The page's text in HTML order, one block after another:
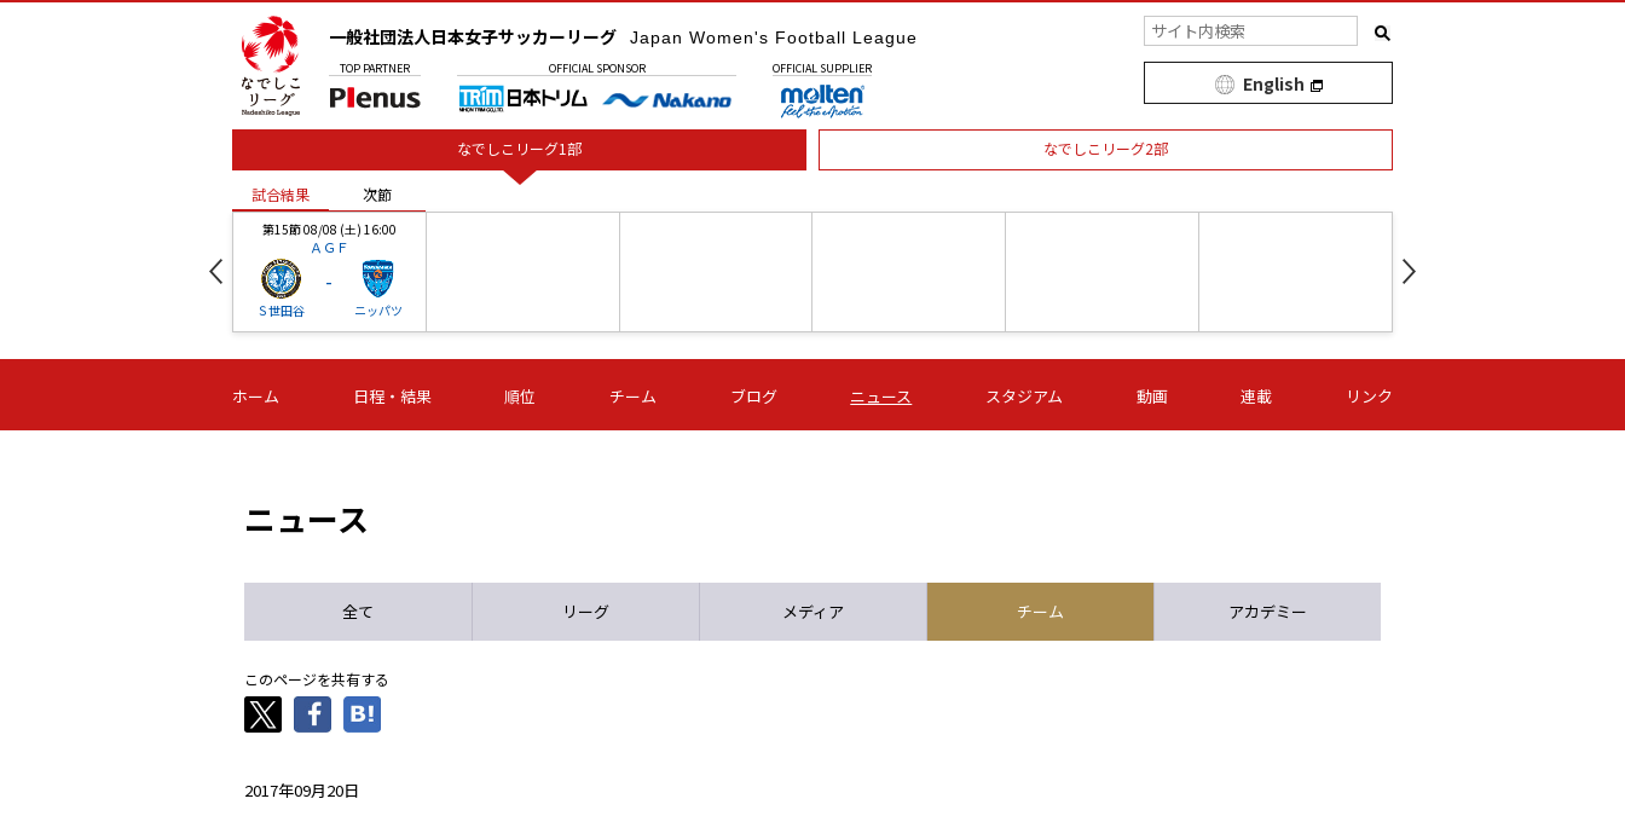
一般社団法人日本女子サッカーリーグ Japan Women's Football League
TOP PARTNER OFFICIAL SPONSOR OFFICIAL SUPPLIER
English
なでしこリーグ1部 なでしこリーグ2部
試合結果 次節
第15節 08/08 (土) 16:00
ＡＧＦ
Ｓ世田谷
-
ニッパツ
-
第16節 09/05 (土) 15:00
ニッパツ
-
第16節 09/05 (土) 15:00
石人の星
-
第16節 09/05 (土) 16:00
ＡＧＦ
-
いちご
-
第16節 09/06 (日) 15:00
-
第16節 09/06 (日) 15:00
- -
試合結果 次節
ホーム 日程・結果 順位 チーム ブログ ニュース スタジアム 動画 連載 リンク
ニュース
全て リーグ メディア チーム アカデミー
このページを共有する
2017年09月20日